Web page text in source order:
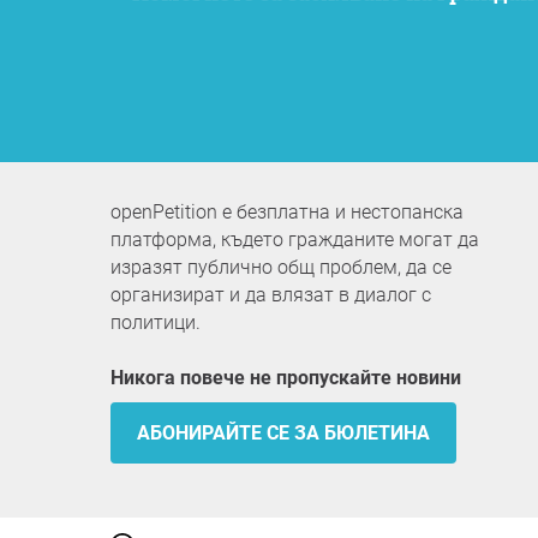
openPetition е безплатна и нестопанска
платформа, където гражданите могат да
изразят публично общ проблем, да се
организират и да влязат в диалог с
политици.
Никога повече не пропускайте новини
АБОНИРАЙТЕ СЕ ЗА БЮЛЕТИНА